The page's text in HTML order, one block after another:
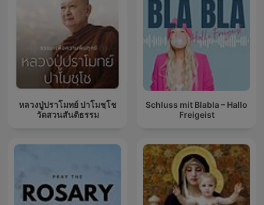
หลวงปู่ปราโมทย์ ปาโมชฺโช
วัดสวนสันติธรรม
Schluss mit Blabla – Hallo
Freigeist